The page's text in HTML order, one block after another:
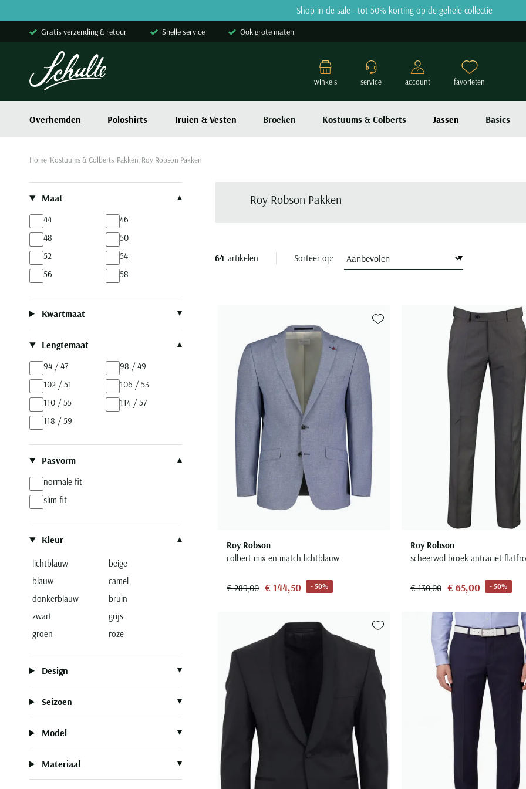
Shop in de sale - tot 50% korting op de gehele collectie
Gratis verzending & retour Snelle service Ook grote maten
Overhemden Poloshirts Truien & Vesten Broeken Kostuums & Colberts Jassen Basics
winkels service account favorieten
Home Kostuums & Colberts Pakken Roy Robson Pakken
Roy Robson Pakken
Maat
44
46
48
50
52
54
56
58
Kwartmaat
Lengtemaat
94 / 47
98 / 49
102 / 51
106 / 53
110 / 55
114 / 57
118 / 59
Pasvorm
normale fit
slim fit
Kleur
lichtblauw
beige
blauw
camel
donkerblauw
bruin
zwart
grijs
groen
roze
Design
Seizoen
Model
Materiaal
64 artikelen Sorteer op:
Roy Robson
colbert mix en match lichtblauw
€ 289,00 € 144,50 - 50%
Toevoegen aan favorieten
Roy Robson
scheerwol broek antraciet
€ 130,00 € 65,00 - 50%
Toevoegen aan favorieten